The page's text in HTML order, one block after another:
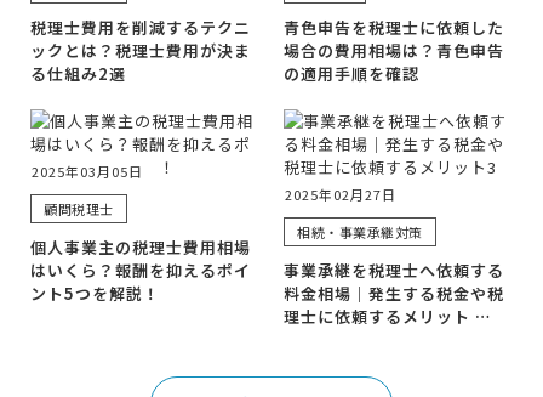
税理士費用を削減するテクニ
ックとは？税理士費用が決ま
る仕組み2選
青色申告を税理士に依頼した
場合の費用相場は？青色申告
の適用手順を確認
2025年03月05日
顧問税理士
個人事業主の税理士費用相場
はいくら？報酬を抑えるポイ
ント5つを解説！
2025年02月27日
相続・事業承継対策
事業承継を税理士へ依頼する
料金相場｜発生する税金や税
理士に依頼するメリット …